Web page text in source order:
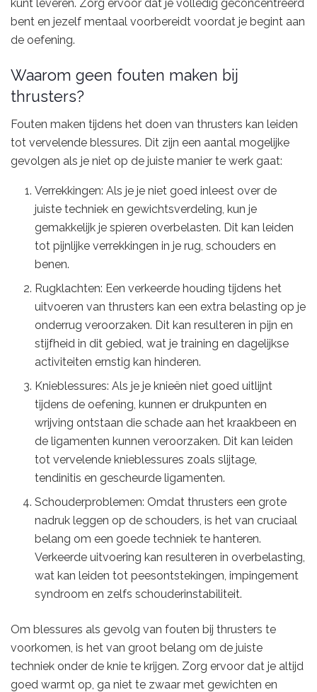
kunt leveren. Zorg ervoor dat je volledig geconcentreerd
bent en jezelf mentaal voorbereidt voordat je begint aan
de oefening.
Waarom geen fouten maken bij
thrusters?
Fouten maken tijdens het doen van thrusters kan leiden
tot vervelende blessures. Dit zijn een aantal mogelijke
gevolgen als je niet op de juiste manier te werk gaat:
Verrekkingen: Als je je niet goed inleest over de
juiste techniek en gewichtsverdeling, kun je
gemakkelijk je spieren overbelasten. Dit kan leiden
tot pijnlijke verrekkingen in je rug, schouders en
benen.
Rugklachten: Een verkeerde houding tijdens het
uitvoeren van thrusters kan een extra belasting op je
onderrug veroorzaken. Dit kan resulteren in pijn en
stijfheid in dit gebied, wat je training en dagelijkse
activiteiten ernstig kan hinderen.
Knieblessures: Als je je knieën niet goed uitlijnt
tijdens de oefening, kunnen er drukpunten en
wrijving ontstaan die schade aan het kraakbeen en
de ligamenten kunnen veroorzaken. Dit kan leiden
tot vervelende knieblessures zoals slijtage,
tendinitis en gescheurde ligamenten.
Schouderproblemen: Omdat thrusters een grote
nadruk leggen op de schouders, is het van cruciaal
belang om een goede techniek te hanteren.
Verkeerde uitvoering kan resulteren in overbelasting,
wat kan leiden tot peesontstekingen, impingement
syndroom en zelfs schouderinstabiliteit.
Om blessures als gevolg van fouten bij thrusters te
voorkomen, is het van groot belang om de juiste
techniek onder de knie te krijgen. Zorg ervoor dat je altijd
goed warmt op, ga niet te zwaar met gewichten en